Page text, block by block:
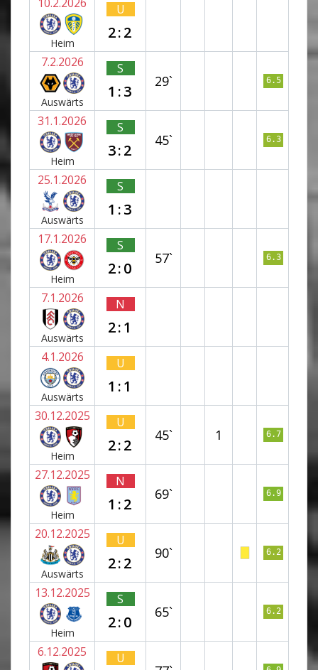
Heim
U
2:2
7.2.2026
Auswärts
S
1:3
29` 6.5
31.1.2026
Heim
S
3:2
45` 6.3
25.1.2026
Auswärts
S
1:3
17.1.2026
Heim
S
2:0
57` 6.3
7.1.2026
Auswärts
N
2:1
4.1.2026
Auswärts
U
1:1
30.12.2025
Heim
U
2:2
45` 1 6.7
27.12.2025
Heim
N
1:2
69` 6.9
20.12.2025
Auswärts
U
2:2
90` 6.2
13.12.2025
Heim
S
2:0
65` 6.2
6.12.2025 U